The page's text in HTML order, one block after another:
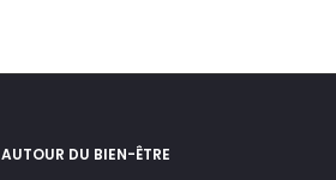
AUTOUR DU BIEN-ÊTRE